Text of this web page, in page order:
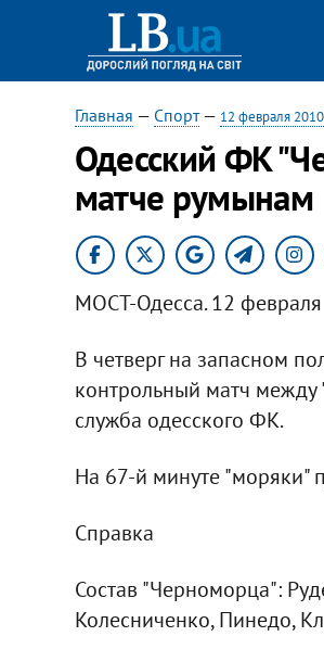
Главная — Спорт— 12 февраля 2010
Одесский ФК
матче румынам
МОСТ-Одесса. 12 февраля
В четверг на запасном
контрольный матч
служба одесского ФК.
На 67-й минуте "моряки"
Справка
Состав "Черноморца":
Колесниченко, Пинедо,